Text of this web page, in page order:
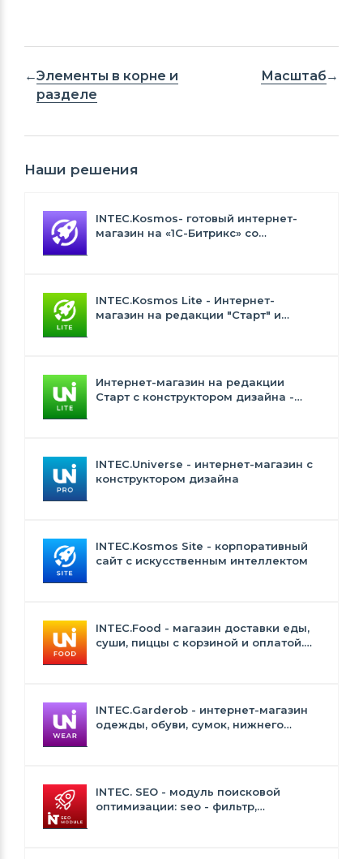
Элементы в корне и
разделе
Масштаб
Наши решения
INTEC.Kosmos- готовый интернет-
магазин на «1С-Битрикс» со
INTEC.Kosmos Lite - Интернет-
магазин на редакции "Старт" и
Интернет-магазин на редакции
Старт с конструктором дизайна -
INTEC.Universe - интернет-магазин с
конструктором дизайна
INTEC.Kosmos Site - корпоративный
сайт с искусственным интеллектом
INTEC.Food - магазин доставки еды,
суши, пиццы с корзиной и оплатой.
INTEC.Garderob - интернет-магазин
одежды, обуви, сумок, нижнего
INTEC. SEO - модуль поисковой
оптимизации: seo - фильтр,